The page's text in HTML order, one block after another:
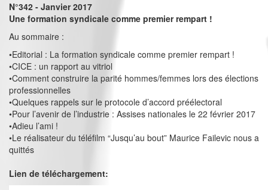
N°342 - Janvier 2017
Une formation syndicale comme premier rempart !
Au sommaire :
•Editorial : La formation syndicale comme premier rempart !
•CICE : un rapport au vitriol
•Comment construire la parité hommes/femmes lors des élections
professionnelles
•Quelques rappels sur le protocole d’accord préélectoral
•Pour l’avenir de l’industrie : Assises nationales le 22 février 2017
•Adieu l’ami !
•Le réalisateur du téléfilm “Jusqu’au bout” Maurice Failevic nous a
quittés
Lien de téléchargement: